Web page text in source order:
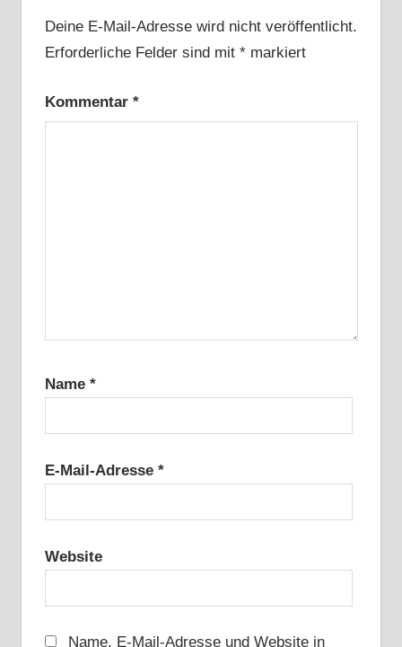
Deine E-Mail-Adresse wird nicht veröffentlicht.
Erforderliche Felder sind mit *markiert
Kommentar *
Name *
E-Mail-Adresse *
Website
Name, E-Mail-Adresse und Website in